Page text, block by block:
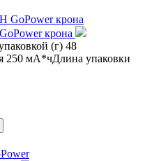
крона
(г) 48
250 мА*чДлина упаковки